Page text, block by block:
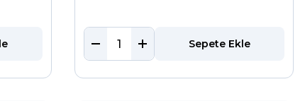
Sepete Ekle